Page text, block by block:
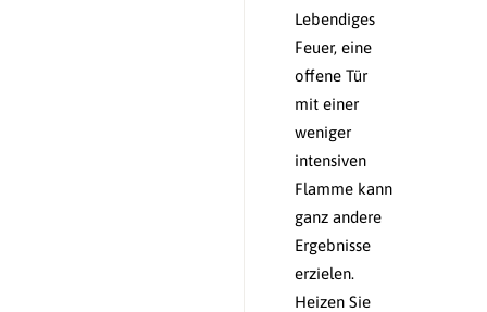
Lebendiges
Feuer, eine
offene Tür
mit einer
weniger
intensiven
Flamme kann
ganz andere
Ergebnisse
erzielen.
Heizen Sie